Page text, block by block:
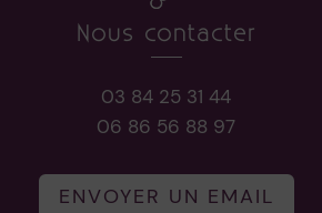
Nous contacter
03 84 25 31 44
06 86 56 88 97
ENVOYER UN EMAIL